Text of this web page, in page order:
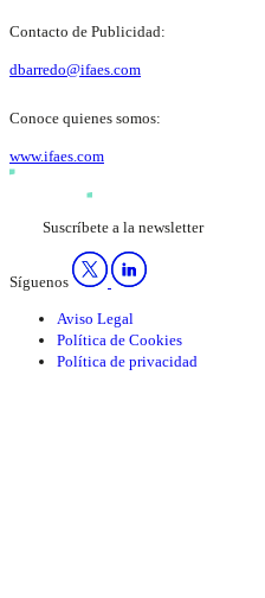
Contacto de Publicidad:
dbarredo@ifaes.com
Conoce quienes somos:
www.ifaes.com
Suscríbete a la newsletter
Síguenos
Aviso Legal
Política de Cookies
Política de privacidad